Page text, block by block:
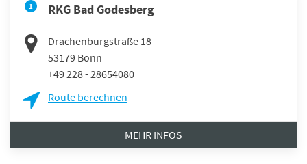
1 RKG Bad Godesberg
Drachenburgstraße 18
53179 Bonn
+49 228 - 28654080
Route berechnen
MEHR INFOS